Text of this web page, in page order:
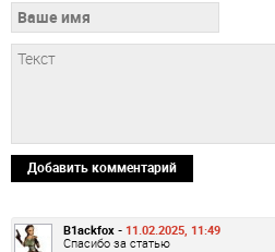
Добавить комментарий
B1ackfox - 11.02.2025, 11:49
Спасибо за статью